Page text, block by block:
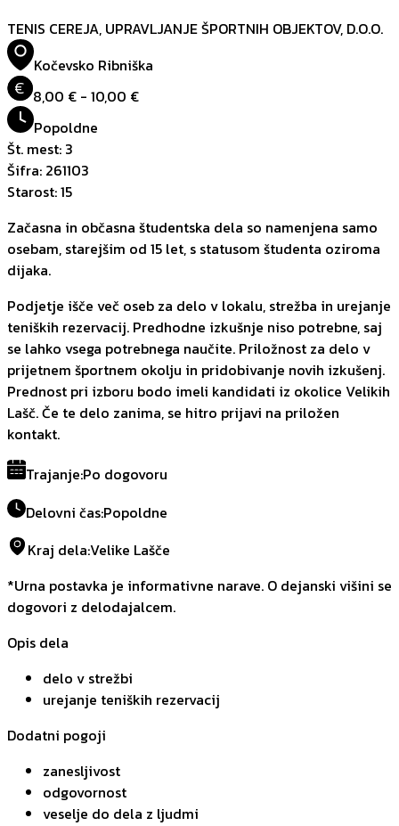
TENIS CEREJA, UPRAVLJANJE ŠPORTNIH OBJEKTOV, D.O.O.
Kočevsko Ribniška
€ 8,00 € - 10,00 €
Popoldne
Št. mest: 3
Šifra: 261103
Starost:15
Začasna in občasna študentska dela so namenjena samo
osebam, starejšim od 15 let, s statusom študenta oziroma
dijaka.
Podjetje išče več oseb za delo v lokalu, strežba in urejanje
teniških rezervacij. Predhodne izkušnje niso potrebne, saj
se lahko vsega potrebnega naučite. Priložnost za delo v
prijetnem športnem okolju in pridobivanje novih izkušenj.
Prednost pri izboru bodo imeli kandidati iz okolice Velikih
Lašč. Če te delo zanima, se hitro prijavi na priložen
kontakt.
Trajanje:Po dogovoru
Delovni čas:Popoldne
Kraj dela:Velike Lašče
*Urna postavka je informativne narave. O dejanski višini se
dogovori z delodajalcem.
Opis dela
delo v strežbi
urejanje teniških rezervacij
Dodatni pogoji
zanesljivost
odgovornost
veselje do dela z ljudmi